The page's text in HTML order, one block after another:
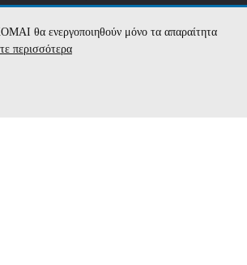
θα ενεργοποιηθούν μόνο τα απαραίτητα
περισσότερα